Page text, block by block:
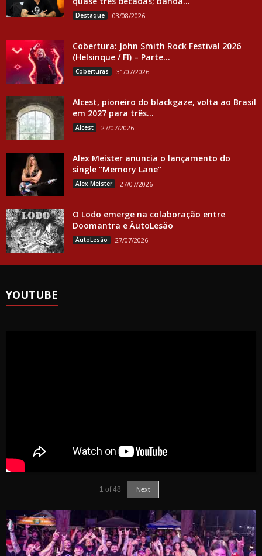
Destaque 03/08/2026
Cobertura: John Smith Rock Festival 2026
(Helsinque / FI) – Parte...
Coberturas 31/07/2026
Alcest, pioneiro do blackgaze, volta ao Brasil
em 2027 para três...
Alcest 27/07/2026
Alex Meister anuncia o lançamento do
single “Memory Lane”
Alex Meister 27/07/2026
O Lodo emerge na colaboração entre
Doomantra e ÄutoLesäo
ÄutoLesäo 27/07/2026
YOUTUBE
1 of 48 Next